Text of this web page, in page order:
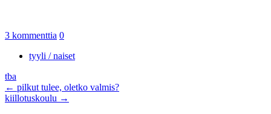
3 kommenttia 0
tyyli / naiset
tba
Artikkelien
selaus
← pilkut tulee, oletko valmis?
kiillotuskoulu →